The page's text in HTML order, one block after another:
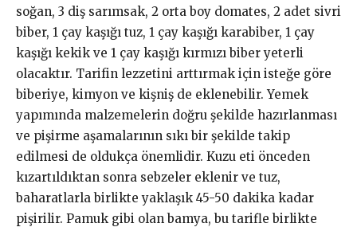
soğan, 3 diş sarımsak, 2 orta boy domates, 2 adet sivri
biber, 1 çay kaşığı tuz, 1 çay kaşığı karabiber, 1 çay
kaşığı kekik ve 1 çay kaşığı kırmızı biber yeterli
olacaktır. Tarifin lezzetini arttırmak için isteğe göre
biberiye, kimyon ve kişniş de eklenebilir. Yemek
yapımında malzemelerin doğru şekilde hazırlanması
ve pişirme aşamalarının sıkı bir şekilde takip
edilmesi de oldukça önemlidir. Kuzu eti önceden
kızartıldıktan sonra sebzeler eklenir ve tuz,
baharatlarla birlikte yaklaşık 45-50 dakika kadar
pişirilir. Pamuk gibi olan bamya, bu tarifle birlikte